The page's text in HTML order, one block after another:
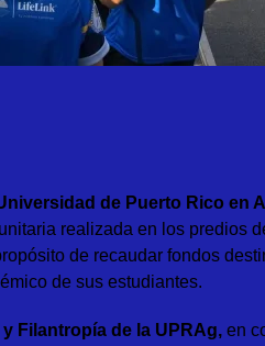
de Puerto Rico en
realizada en los predios
de recaudar fondos
de sus estudiantes.
Filantropía de la UPRAg,en